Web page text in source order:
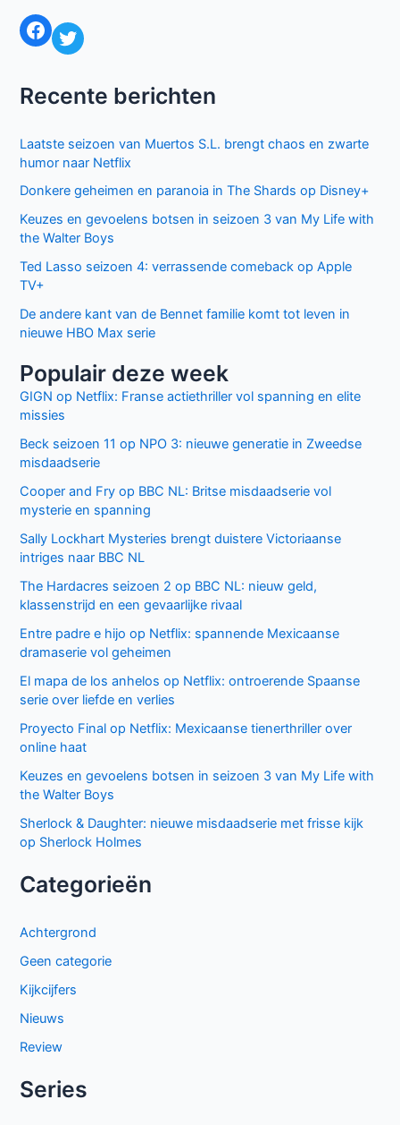
Wild
bijFacebook Twitter
Recente berichten
Laatste seizoen van Muertos S.L. brengt chaos en zwarte
humor naar Netflix
Donkere geheimen en paranoia in The Shards op Disney+
Keuzes en gevoelens botsen in seizoen 3 van My Life with
the Walter Boys
Ted Lasso seizoen 4: verrassende comeback op Apple
TV+
De andere kant van de Bennet familie komt tot leven in
nieuwe HBO Max serie
Populair deze week
GIGN op Netflix: Franse actiethriller vol spanning en elite
missies
Beck seizoen 11 op NPO 3: nieuwe generatie in Zweedse
misdaadserie
Cooper and Fry op BBC NL: Britse misdaadserie vol
mysterie en spanning
Sally Lockhart Mysteries brengt duistere Victoriaanse
intriges naar BBC NL
The Hardacres seizoen 2 op BBC NL: nieuw geld,
klassenstrijd en een gevaarlijke rivaal
Entre padre e hijo op Netflix: spannende Mexicaanse
dramaserie vol geheimen
El mapa de los anhelos op Netflix: ontroerende Spaanse
serie over liefde en verlies
Proyecto Final op Netflix: Mexicaanse tienerthriller over
online haat
Keuzes en gevoelens botsen in seizoen 3 van My Life with
the Walter Boys
Sherlock & Daughter: nieuwe misdaadserie met frisse kijk
op Sherlock Holmes
Categorieën
Achtergrond
Geen categorie
Kijkcijfers
Nieuws
Review
Series